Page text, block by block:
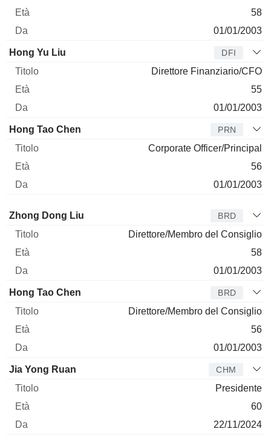
58
01/01/2003
Hong Yu Liu DFI
Direttore Finanziario/CFO
55
01/01/2003
Hong Tao Chen PRN
Corporate Officer/Principal
56
01/01/2003
Amministratore Titolo
Zhong Dong Liu BRD
Direttore/Membro del Consiglio
58
01/01/2003
Hong Tao Chen BRD
Direttore/Membro del Consiglio
56
01/01/2003
Jia Yong Ruan CHM
Presidente
60
22/11/2024